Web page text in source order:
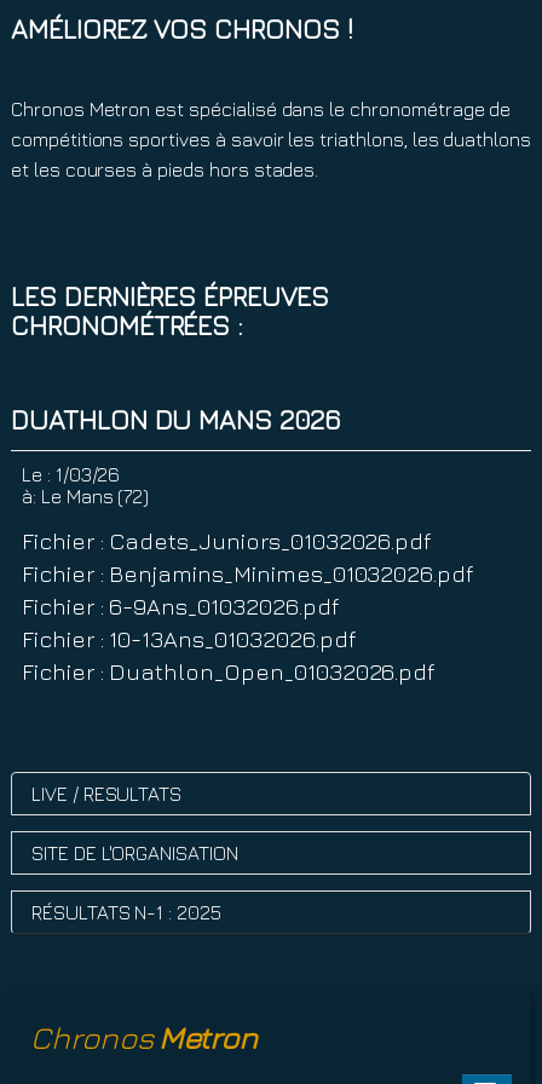
AMÉLIOREZ VOS CHRONOS !
Chronos Metron est spécialisé dans le chronométrage de
compétitions sportives à savoir les triathlons, les duathlons
et les courses à pieds hors stades.
LES DERNIÈRES ÉPREUVES
CHRONOMÉTRÉES :
DUATHLON DU MANS 2026
Le : 1/03/26
à: Le Mans (72)
Fichier : Cadets_Juniors_01032026.pdf
Fichier : Benjamins_Minimes_01032026.pdf
Fichier : 6-9Ans_01032026.pdf
Fichier : 10-13Ans_01032026.pdf
Fichier : Duathlon_Open_01032026.pdf
LIVE / RESULTATS
SITE DE L'ORGANISATION
RÉSULTATS N-1 : 2025
Chronos Metron